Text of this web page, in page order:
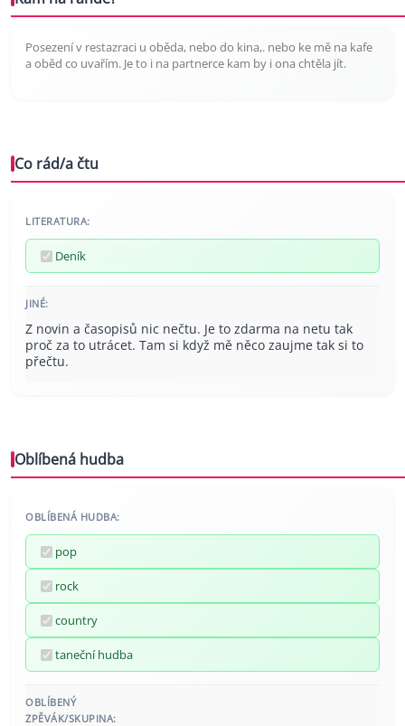
Posezení v restazraci u oběda, nebo do kina,. nebo ke mě na kafe
a oběd co uvařím. Je to i na partnerce kam by i ona chtěla jít.
Co rád/a čtu
LITERATURA:
Deník
JINÉ:
Z novin a časopisů nic nečtu. Je to zdarma na netu tak
proč za to utrácet. Tam si když mě něco zaujme tak si to
přečtu.
Oblíbená hudba
OBLÍBENÁ HUDBA:
pop
rock
country
taneční hudba
OBLÍBENÝ
ZPĚVÁK/SKUPINA: